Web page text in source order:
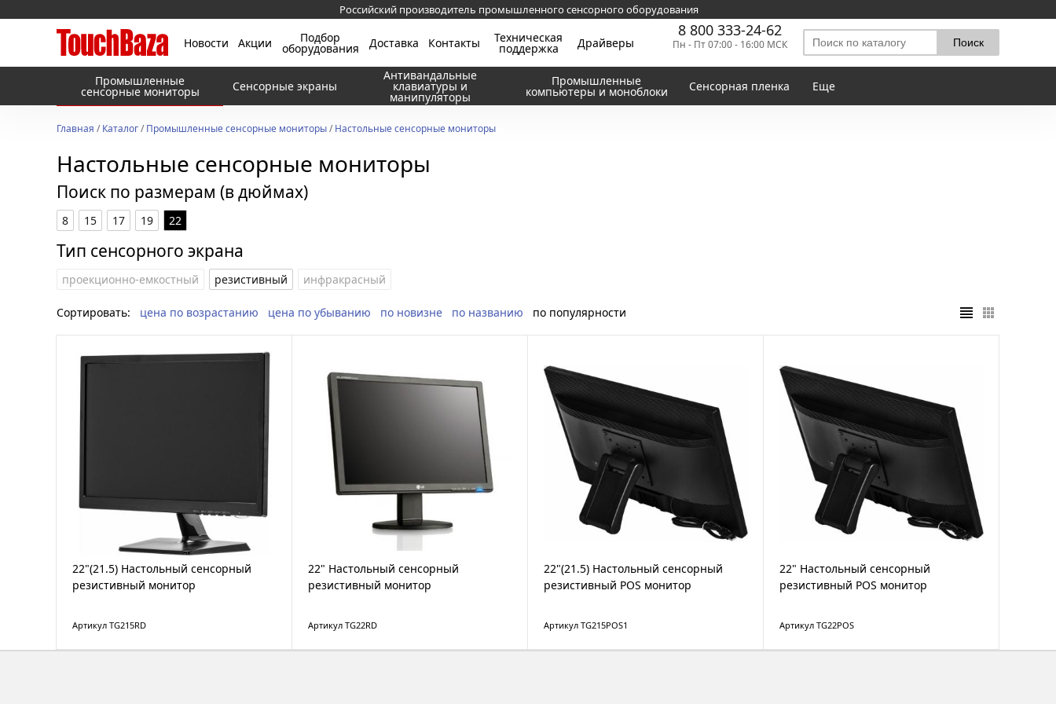
Российский производитель промышленного сенсорного оборудования
Новости Акции Подбор
оборудования Доставка Контакты Техническая
поддержка Драйверы
8 800 333-24-62
Пн - Пт 07:00 - 16:00 МСК
Промышленные
сенсорные мониторы Сенсорные экраны
Антивандальные
клавиатуры и
манипуляторы
Промышленные
компьютеры и моноблоки Сенсорная пленка Еще
Главная /Каталог/Промышленные сенсорные мониторы/Настольные сенсорные мониторы
Настольные сенсорные мониторы
Поиск по размерам (в дюймах)
8 15 17 19 22
Тип сенсорного экрана
проекционно-емкостный резистивный инфракрасный
Сортировать: цена по возрастанию цена по убыванию по новизне по названию по популярности
22"(21.5) Настольный сенсорный
резистивный монитор
Артикул TG215RD
22" Настольный сенсорный
резистивный монитор
Артикул TG22RD
22"(21.5) Настольный сенсорный
резистивный POS монитор
Артикул TG215POS1
22" Настольный сенсорный
резистивный POS монитор
Артикул TG22POS